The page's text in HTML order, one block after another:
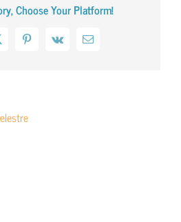
Choose Your Platform!
Pinterest
Vk Email